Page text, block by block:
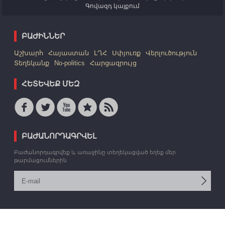
Գովազդ կայքում
ԲԱԺԻՆՆԵՐ
Աշխարհ Հայաստան ԼՂՀ Սփյուռք
Վերլուծություն
Տեղեկանք
No-politics Հարցազրույց
ՀԵՏԵՎԵՔ ՄԵԶ
ԲԱԺԱՆՈՐԴԱԳՐՎԵԼ
Բաժանորդագրվեք և առաջինը տեղեկացված եղեք մեր
թարմացումներին